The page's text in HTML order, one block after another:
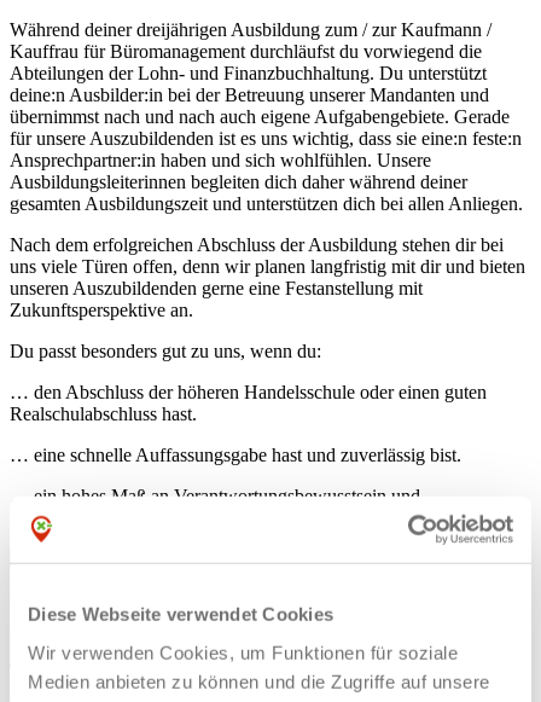
Diese Webseite verwendet Cookies
Wir verwenden Cookies, um Funktionen für soziale
Medien anbieten zu können und die Zugriffe auf unsere
Während deiner dreijährigen Ausbildung zum / zur Kaufmann /
Kauffrau für Büromanagement durchläufst du vorwiegend die
Abteilungen der Lohn- und Finanzbuchhaltung. Du unterstützt
deine:n Ausbilder:in bei der Betreuung unserer Mandanten und
übernimmst nach und nach auch eigene Aufgabengebiete. Gerade
für unsere Auszubildenden ist es uns wichtig, dass sie eine:n feste:n
Ansprechpartner:in haben und sich wohlfühlen. Unsere
Ausbildungsleiterinnen begleiten dich daher während deiner
gesamten Ausbildungszeit und unterstützen dich bei allen Anliegen.
Nach dem erfolgreichen Abschluss der Ausbildung stehen dir bei
uns viele Türen offen, denn wir planen langfristig mit dir und bieten
unseren Auszubildenden gerne eine Festanstellung mit
Zukunftsperspektive an.
Du passt besonders gut zu uns, wenn du:
… den Abschluss der höheren Handelsschule oder einen guten
Realschulabschluss hast.
… eine schnelle Auffassungsgabe hast und zuverlässig bist.
… ein hohes Maß an Verantwortungsbewusstsein und
Lernbereitschaft mitbringst.
Laura Schmedding
Ausbildungsleiterin
E-Mail: bewerbung@gastrokontor.net
Telefon:
02572/9604149
Adresse:Rheiner Straße 2, 48282 Emsdetten